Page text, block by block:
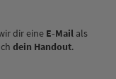
dir eine E-Mailals
dein Handout.